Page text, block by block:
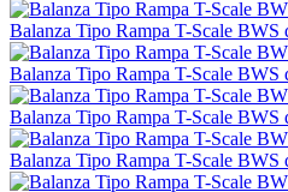
Balanza Tipo Rampa T-Scale BWS
Balanza Tipo Rampa T-Scale BWS
Balanza Tipo Rampa T-Scale BWS
Balanza Tipo Rampa T-Scale BWS